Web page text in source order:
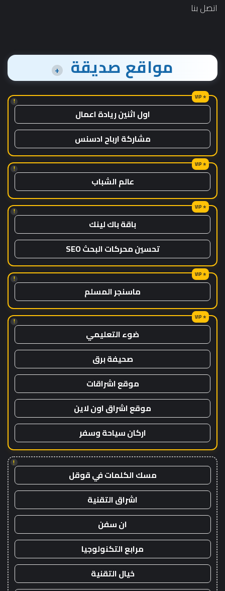
اتصل بنا
مواقع صديقة +
!
اول اثنين ريادة اعمال
مشاركة ارباح ادسنس
!
عالم الشباب
!
باقة باك لينك
تحسين محركات البحث SEO
!
ماسنجر المسلم
!
ضوء التعليمي
صحيفة برق
موقع اشراقات
موقع اشراق اون لاين
اركان سياحة وسفر
!
مسك الكلمات في قوقل
اشراق التقنية
ان سفن
مرابع التكنولوجيا
خيال التقنية